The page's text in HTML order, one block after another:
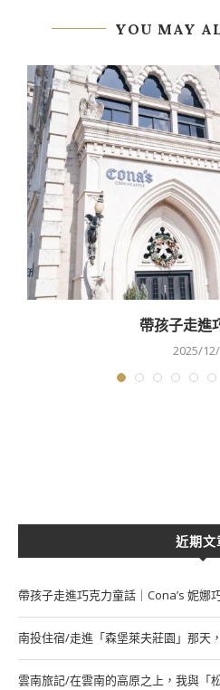
YOU MAY
帶孩子走進
2025/
近期文
帶孩子走進巧克力童話｜Cona’s 妮娜
南投住宿/走進「森堡萊夫莊園」那天
雲南旅記/在雲南的高原之上，我與「